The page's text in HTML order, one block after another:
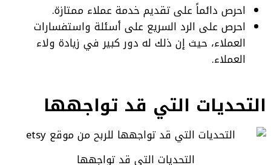
احرص دائماً على تقديم خدمة عملاء ممتازة.
احرص على الرد السريع على أسئلة واستفسارات
العملاء، حيث إن ذلك له دور كبير في زيادة ولاء
العملاء.
التحديات التي قد تواجهها
التحديات التي قد تواجهها